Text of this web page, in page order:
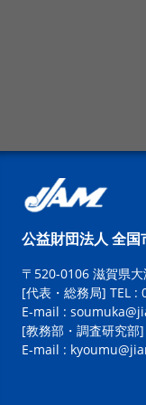
公益財団法人 全国
〒520-0106 滋賀県
[代表・総務局] TEL :
E-mail :
[教務部・調査研究部]
E-mail :